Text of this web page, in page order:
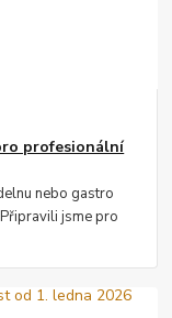
profesionální
nebo gastro
jsme pro